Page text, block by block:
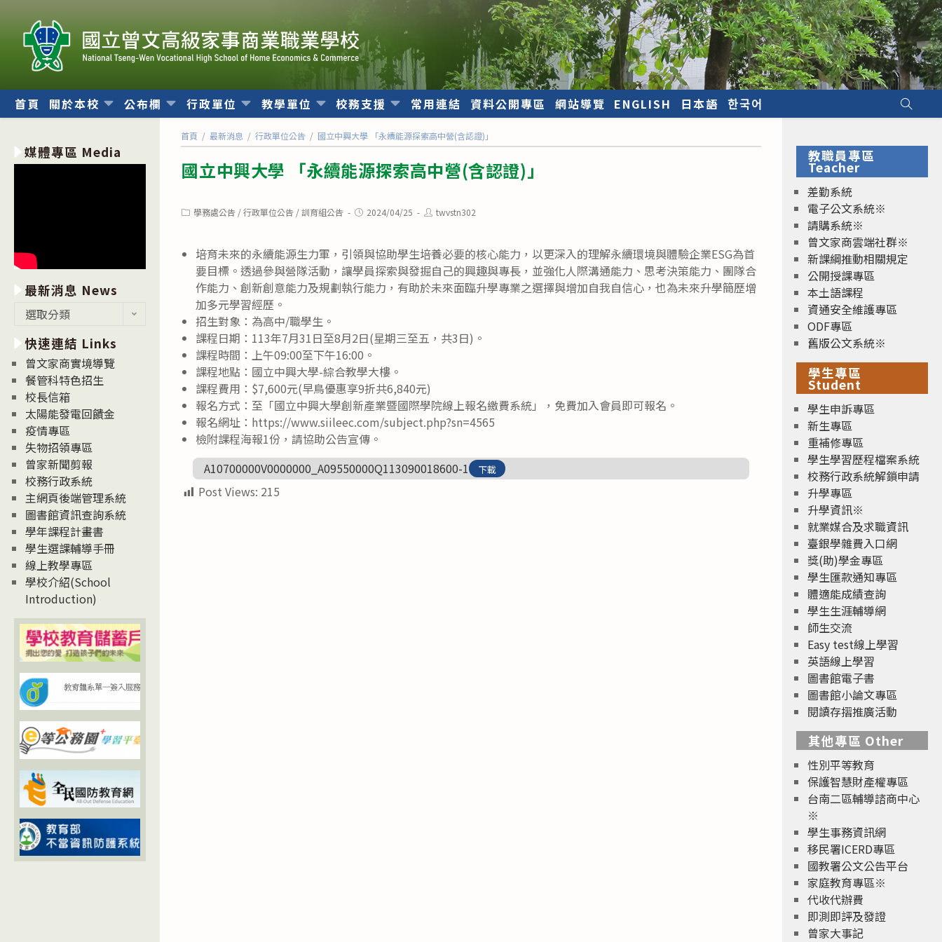
內
首頁 關於本校 公布欄 行政單位 教學單位 校務支援 常用連結 資料公開專區 網站導覽 ENGLISH 日本語 한국어
首頁 / 最新消息 / 行政單位公告 / 國立中興大學 「永續能源探索高中營(含認證)」
國立中興大學 「永續能源探索高中營(含認證)」
Post學務處公告 / 行政單位公告 / 訓育組公告
Post2024/04/25
Posttwvstn302
培育未來的永續能源生力軍，引領與協助學生培養必要的核心能力，以更深入的理解永續環境與體驗企業ESG為首
要目標。透過參與營隊活動，讓學員探索與發掘自己的興趣與專長，並強化人際溝通能力、思考決策能力、團隊合
作能力、創新創意能力及規劃執行能力，有助於未來面臨升學專業之選擇與增加自我自信心，也為未來升學簡歷增
加多元學習經歷。
招生對象：為高中/職學生。
課程日期：113年7月31日至8月2日(星期三至五，共3日)。
課程時間：上午09:00至下午16:00。
課程地點：國立中興大學-綜合教學大樓。
課程費用：$7,600元(早鳥優惠享9折共6,840元)
報名方式：至「國立中興大學創新產業暨國際學院線上報名繳費系統」，免費加入會員即可報名。
報名網址：https://www.siileec.com/subject.php?sn=4565
檢附課程海報1份，請協助公告宣傳。
A10700000V0000000_A09550000Q113090018600-1
下載
Post Views: 215
媒體專區 Media
最新消息 News
消
息
News
選取分類
快速連結 Links
曾文家商實境導覽
餐管科特色招生
校長信箱
太陽能發電回饋金
疫情專區
失物招領專區
曾家新聞剪報
校務行政系統
主網頁後端管理系統
圖書館資訊查詢系統
學年課程計畫書
學生選課輔導手冊
線上教學專區
學校介紹(School
Introduction)
教職員專區
Teacher
差勤系統
電子公文系統※
請購系統※
曾文家商雲端社群※
新課綱推動相關規定
公開授課專區
本土語課程
資通安全維護專區
ODF專區
舊版公文系統※
學生專區
Student
學生申訴專區
新生專區
重補修專區
學生學習歷程檔案系統
校務行政系統解鎖申請
升學專區
升學資訊※
就業媒合及求職資訊
臺銀學雜費入口網
獎(助)學金專區
學生匯款通知專區
體適能成績查詢
學生生涯輔導網
師生交流
Easy test線上學習
英語線上學習
圖書館電子書
圖書館小論文專區
閱讀存摺推廣活動
其他專區 Other
性別平等教育
保護智慧財產權專區
台南二區輔導諮商中心
※
學生事務資訊網
移民署ICERD專區
國教署公文公告平台
家庭教育專區※
代收代辦費
即測即評及發證
曾家大事記